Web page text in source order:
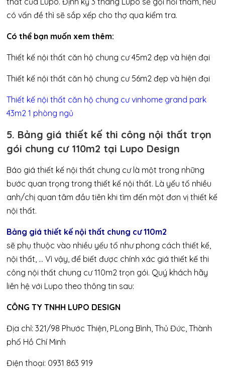
có vấn đề thì sẽ sắp xếp cho thợ qua kiểm tra.
Có thể bạn muốn xem thêm:
Thiết kế nội thất căn hộ chung cư 45m2 đẹp và hiện đại
Thiết kế nội thất căn hộ chung cư 56m2 đẹp và hiện đại
Thiết kế nội thất căn hộ chung cư vinhome grand park
43m2 1 phòng ngủ
5. Bảng giá thiết kế thi công nội thất trọn
gói chung cư 110m2 tại Lupo Design
Báo giá thiết kế nội thất chung cư là một trong những
bước quan trọng trong thiết kế nội thất. Là yếu tố nhiều
anh/chị quan tâm đầu tiên khi tìm đến một đơn vị thiết kế
nội thất.
Bảng giá thiết kế nội thất chung cư 110m2
sẽ phụ thuộc vào nhiều yếu tố như phong cách thiết kế,
nội thất, … Vì vậy, để biết được chính xác giá thiết kế thi
công nội thất chung cư 110m2 trọn gói. Quý khách hãy
liên hệ với Lupo theo thông tin sau:
CÔNG TY TNHH LUPO DESIGN
Địa chỉ: 321/98 Phước Thiện, P.Long Bình, Thủ Đức, Thành
phố Hồ Chí Minh
Điện thoại: 0931 863 919